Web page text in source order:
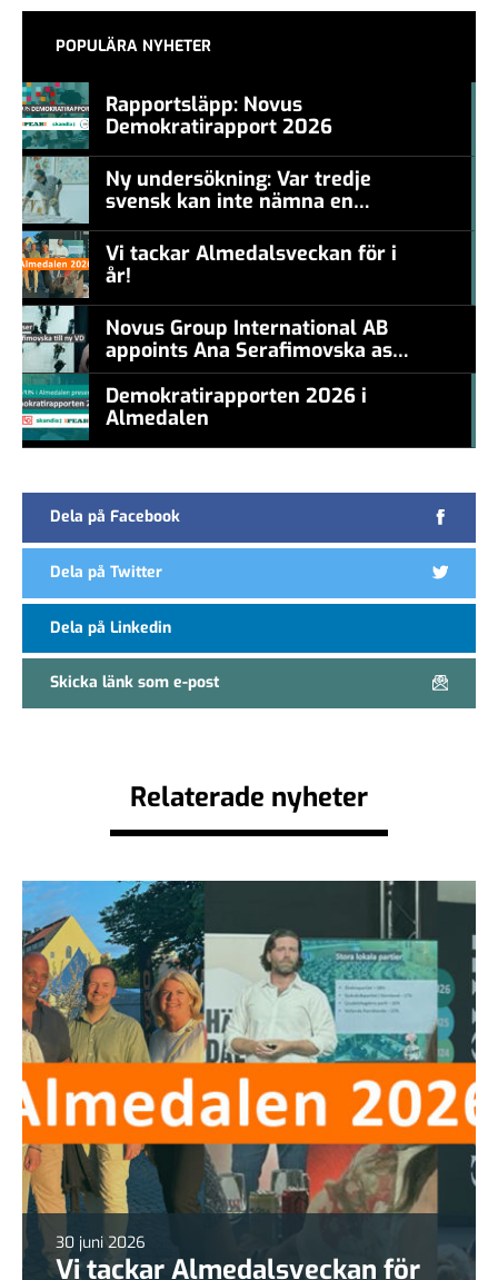
POPULÄRA NYHETER
Rapportsläpp: Novus
Demokratirapport 2026
Ny undersökning: Var tredje
svensk kan inte nämna en
levande konstnär
Vi tackar Almedalsveckan för i
år!
Novus Group International AB
appoints Ana Serafimovska as
new CEO
Demokratirapporten 2026 i
Almedalen
Dela på Facebook
Dela på Twitter
Dela på Linkedin
Skicka länk som e-post
Relaterade nyheter
30 juni 2026
Vi tackar Almedalsveckan för